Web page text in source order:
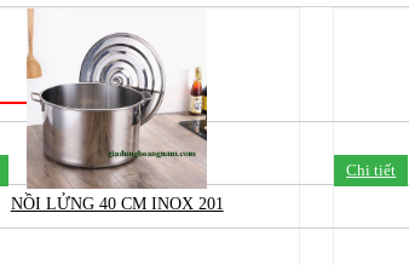
NỒI LỬNG 40 CM INOX 201
Chi tiết